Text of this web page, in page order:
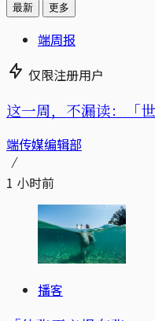
最新 更多
端周报
仅限注册用户
这一周，不漏读：「
端传媒编辑部
1 小时前
播客